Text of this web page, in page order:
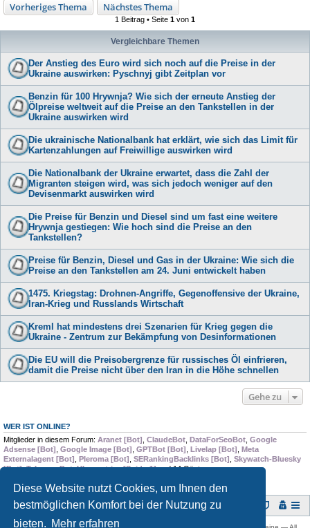
Diese Website nutzt Cookies, um Ihnen den
bestmöglichen Komfort bei der Nutzung zu
bieten.
Mehr erfahren
Vorheriges Thema Nächstes Thema
1 Beitrag • Seite 1 von 1
Vergleichbare Themen
Der Anstieg des Euro wird sich noch auf die Preise in der
Ukraine auswirken: Pyschnyj gibt Zeitplan vor
Benzin für 100 Hrywnja? Wie sich der erneute Anstieg der
Ölpreise weltweit auf die Preise an den Tankstellen in der
Ukraine auswirken wird
Die ukrainische Nationalbank hat erklärt, wie sich das Limit für
Kartenzahlungen auf Freiwillige auswirken wird
Die Nationalbank der Ukraine erwartet, dass die Zahl der
Migranten steigen wird, was sich jedoch weniger auf den
Devisenmarkt auswirken wird
Die Preise für Benzin und Diesel sind um fast eine weitere
Hrywnja gestiegen: Wie hoch sind die Preise an den
Tankstellen?
Preise für Benzin, Diesel und Gas in der Ukraine: Wie sich die
Preise an den Tankstellen am 24. Juni entwickelt haben
1475. Kriegstag: Drohnen-Angriffe, Gegenoffensive der Ukraine,
Iran-Krieg und Russlands Wirtschaft
Kreml hat mindestens drei Szenarien für Krieg gegen die
Ukraine - Zentrum zur Bekämpfung von Desinformationen
Die EU will die Preisobergrenze für russisches Öl einfrieren,
damit die Preise nicht über den Iran in die Höhe schnellen
Gehe zu
WER IST ONLINE?
Mitglieder in diesem Forum: Aranet [Bot] , ClaudeBot, DataForSeoBot, Google
Adsense [Bot] , Google Image [Bot] , GPTBot [Bot] , Livelap [Bot] , Meta
Externalagent [Bot] , Pleroma [Bot] , SERankingBacklinks [Bot] , Skywatch-Bluesky
[Bot],TelegramBot,Ubermetrics [Spider1]und 14 Gäste
Foren-Übersicht